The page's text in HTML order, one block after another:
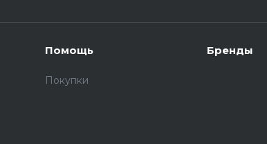
Помощь
Покупки
Бренды